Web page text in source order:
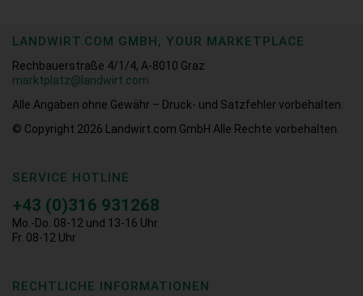
LANDWIRT.COM GMBH, YOUR MARKETPLACE
Rechbauerstraße 4/1/4, A-8010 Graz
marktplatz@landwirt.com
Alle Angaben ohne Gewähr – Druck- und Satzfehler vorbehalten.
© Copyright 2026
Landwirt.com GmbH Alle Rechte vorbehalten.
SERVICE HOTLINE
+43 (0)316 931268
Mo.-Do. 08-12 und 13-16 Uhr
Fr. 08-12 Uhr
RECHTLICHE INFORMATIONEN